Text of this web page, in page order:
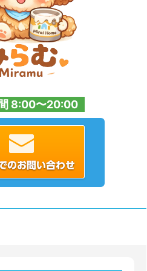
8:00〜20:00